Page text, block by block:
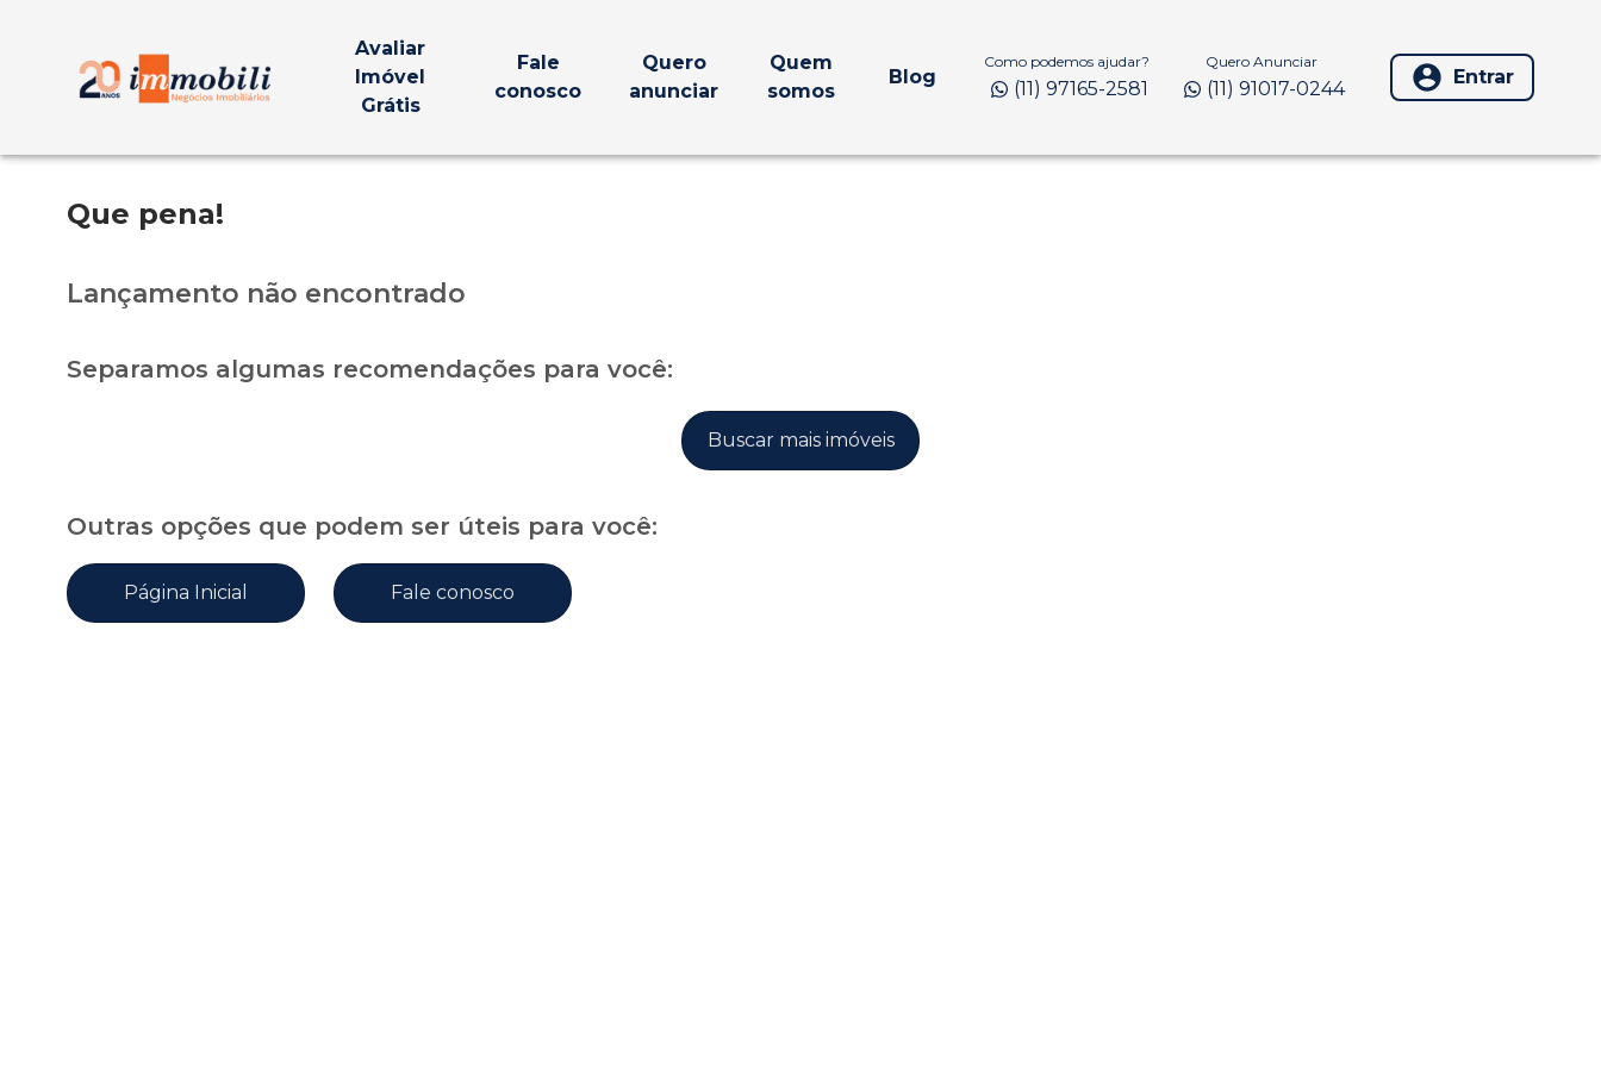
Avaliar
Imóvel
Grátis
Fale
conosco
Quero
anunciar
Quem
somos
Blog
Como podemos ajudar?
(11) 97165-2581
Quero Anunciar
(11) 91017-0244 Entrar
Que pena!
Lançamento não encontrado
Separamos algumas recomendações para você:
Buscar mais imóveis
Outras opções que podem ser úteis para você:
Página Inicial Fale conosco